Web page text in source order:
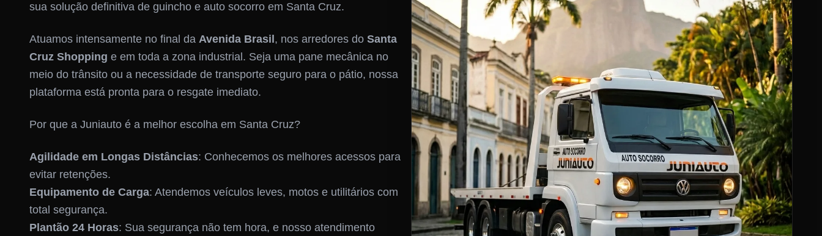
sua solução definitiva de guincho e auto socorro em Santa Cruz.
Atuamos intensamente no final da Avenida Brasil , nos arredores do Santa
Cruz Shopping e em toda a zona industrial. Seja uma pane mecânica no
meio do trânsito ou a necessidade de transporte seguro para o pátio, nossa
plataforma está pronta para o resgate imediato.
Por que a Juniauto é a melhor escolha em Santa Cruz?
Agilidade em Longas Distâncias: Conhecemos os melhores acessos para
evitar retenções.
Equipamento de Carga: Atendemos veículos leves, motos e utilitários com
total segurança.
Plantão 24 Horas: Sua segurança não tem hora, e nosso atendimento